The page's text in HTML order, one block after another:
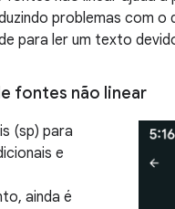
problemas com o
para ler um texto
fontes não linear
(sp) para
e
ainda é